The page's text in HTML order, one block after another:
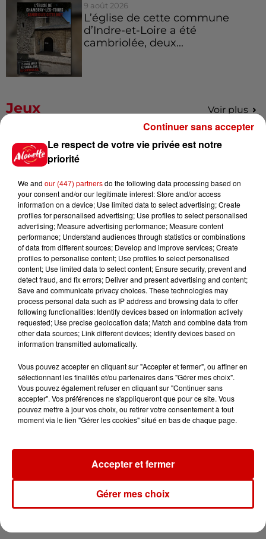
9 août 2026
L’église de cette commune
d’Indre-et-Loire a été
cambriolée, deux...
Jeux Voir plus
Gagnez vos places pour
l'événement Ride the Show à
Gagnez vos places pour le
festival Marché Gourmand 2026
à Coulon !
Le Duel - Gagnez vos entrées
pour l'un des zoos de nos
régions !
Destination Vacances - Gagnez
votre séjour en famille au cœur
de la...
Newsletter
Le respect de votre vie privée est notre
priorité
We and our (447) partnersdo the following data processing based on
your consent and/or our legitimate interest: Store and/or access
information on a device; Use limited data to select advertising; Create
profiles for personalised advertising; Use profiles to select personalised
advertising; Measure advertising performance; Measure content
performance; Understand audiences through statistics or combinations
of data from different sources; Develop and improve services; Create
profiles to personalise content; Use profiles to select personalised
content; Use limited data to select content; Ensure security, prevent and
detect fraud, and fix errors; Deliver and present advertising and content;
Save and communicate privacy choices. These technologies may
process personal data such as IP address and browsing data to offer
following functionalities: Identify devices based on information actively
requested; Use precise geolocation data; Match and combine data from
other data sources; Link different devices; Identify devices based on
information transmitted automatically.
Vous pouvez accepter en cliquant sur "Accepter et fermer", ou affiner en
sélectionnant les finalités et/ou partenaires dans "Gérer mes choix".
Vous pouvez également refuser en cliquant sur "Continuer sans
accepter". Vos préférences ne s'appliqueront que pour ce site. Vous
pouvez mettre à jour vos choix, ou retirer votre consentement à tout
moment via le lien "Gérer les cookies" situé en bas de chaque page.
Gérer mes choix
Accepter et fermer
Continuer sans accepter